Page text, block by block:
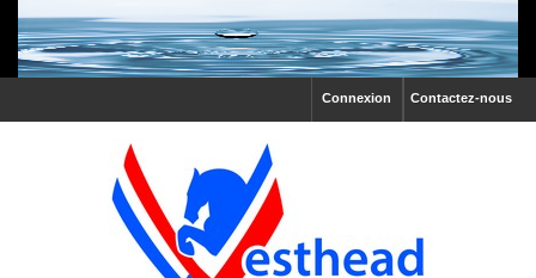
Contactez-nous
Connexion